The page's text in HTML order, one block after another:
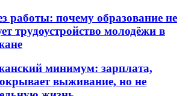
работы: почему образование не
трудоустройство молодёжи в
минимум: зарплата,
выживание, но не